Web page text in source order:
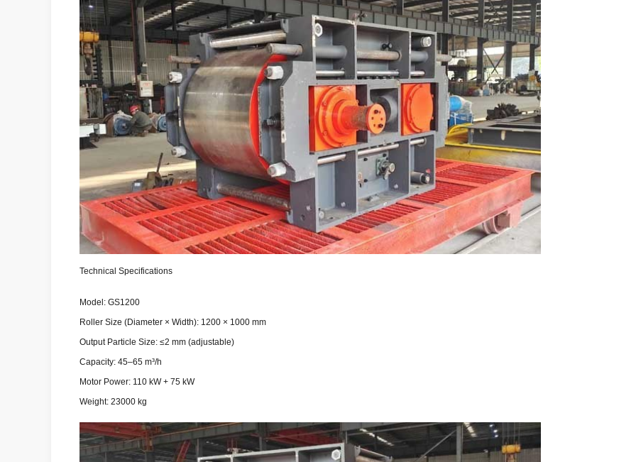
Technical Specifications
Model: GS1200
Roller Size (Diameter × Width): 1200 × 1000 mm
Output Particle Size: ≤2 mm (adjustable)
Capacity: 45–65 m³/h
Motor Power: 110 kW + 75 kW
Weight: 23000 kg